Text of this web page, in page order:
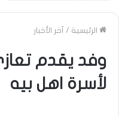
الرئيسية / آخر الأخبار
وفد يقدم
لأسرة اهل بيه